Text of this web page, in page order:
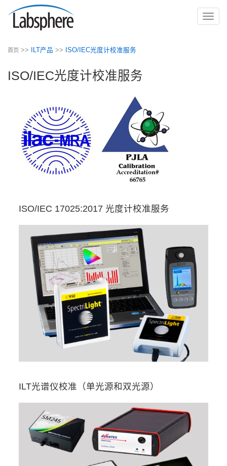
切
首页 >> ILT产品 >> ISO/IEC光度计校准服务
ISO/IEC光度计校准服务
ISO/IEC 17025:2017 光度计校准服务
ILT光谱仪校准（单光源和双光源）